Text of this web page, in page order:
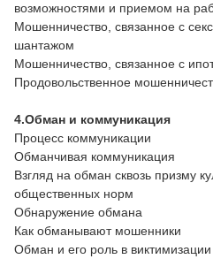
возможностями и приемом на
Мошенничество, связанное с
шантажом
Мошенничество, связанное с
Продовольственное
4.Обман и коммуникация
Процесс коммуникации
Обманчивая коммуникация
Взгляд на обман сквозь призму
общественных норм
Обнаружение обмана
Как обманывают мошенники
Обман и его роль в виктимизации